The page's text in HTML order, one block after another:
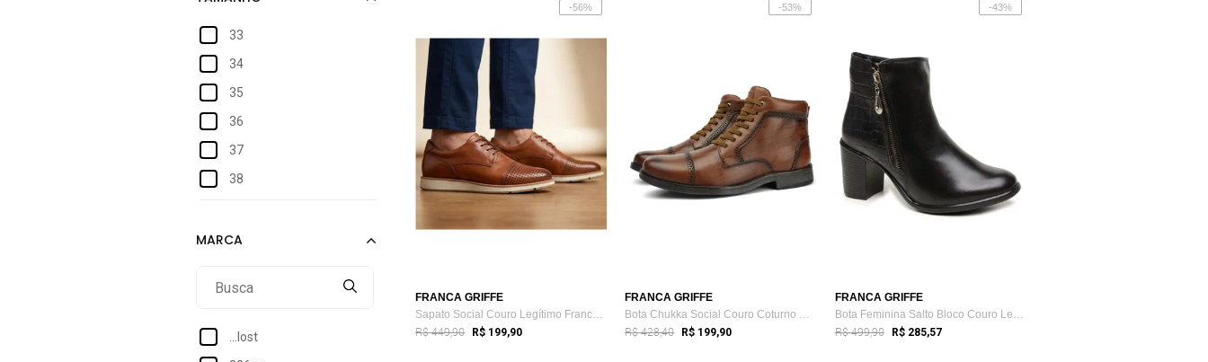
33
34
35
36
37
38
40
42
...lost
-56%
FRANCA GRIFFE
Sapato Social Couro Legítimo Franca Grif...
R$ 449,90 R$ 199,90
-53%
FRANCA GRIFFE
Bota Chukka Social Couro Coturno Casual ...
R$ 428,40 R$ 199,90
-43%
FRANCA GRIFFE
Bota Feminina Salto Bloco Couro Legítimo...
R$ 499,90 R$ 285,57